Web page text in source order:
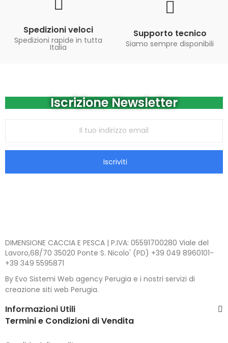
Spedizioni veloci
Spedizioni rapide in tutta
Italia
Supporto tecnico
Siamo sempre disponibili
Iscrizione Newsletter
Iscriviti
DIMENSIONE CACCIA E PESCA | P.IVA: 05591700280 Viale del
Lavoro,68/70 35020 Ponte S. Nicolo' (PD) +39 049 8960101-
+39 349 5595871
By Evo Sistemi Web agency Perugia e i nostri servizi di
creazione siti web Perugia.
Informazioni Utili
Termini e Condizioni di Vendita